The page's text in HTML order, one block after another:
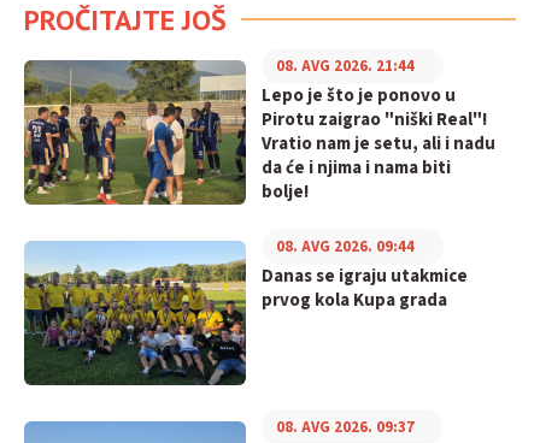
PROČITAJTE JOŠ
Lepo je što je ponovo u
Pirotu zaigrao "niški Real"!
Vratio nam je setu, ali i nadu
da će i njima i nama biti
bolje!
08. AVG 2026. 21:44
Danas se igraju utakmice
prvog kola Kupa grada
08. AVG 2026. 09:44
08. AVG 2026. 09:37